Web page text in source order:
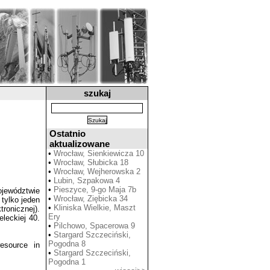
jeden
40.
in
szukaj
Ostatnio
aktualizowane
• Wrocław, Sienkiewicza 10
• Wrocław, Słubicka 18
• Wrocław, Wejherowska 2
• Lubin, Szpakowa 4
• Pieszyce, 9-go Maja 7b
• Wrocław, Ziębicka 34
• Kliniska Wielkie, Maszt
Ery
• Pilchowo, Spacerowa 9
• Stargard Szczeciński,
Pogodna 8
• Stargard Szczeciński,
Pogodna 1